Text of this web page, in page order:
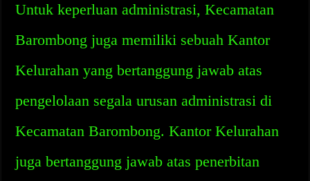
Untuk keperluan administrasi, Kecamatan
Barombong juga memiliki sebuah Kantor
Kelurahan yang bertanggung jawab atas
pengelolaan segala urusan administrasi di
Kecamatan Barombong. Kantor Kelurahan
juga bertanggung jawab atas penerbitan